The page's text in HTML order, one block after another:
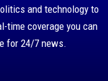
and technology to
time coverage you can
for 24/7 news.